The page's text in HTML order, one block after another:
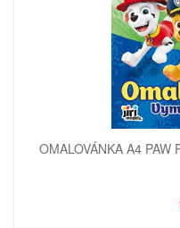
OMALOVÁNKA A4 PAW